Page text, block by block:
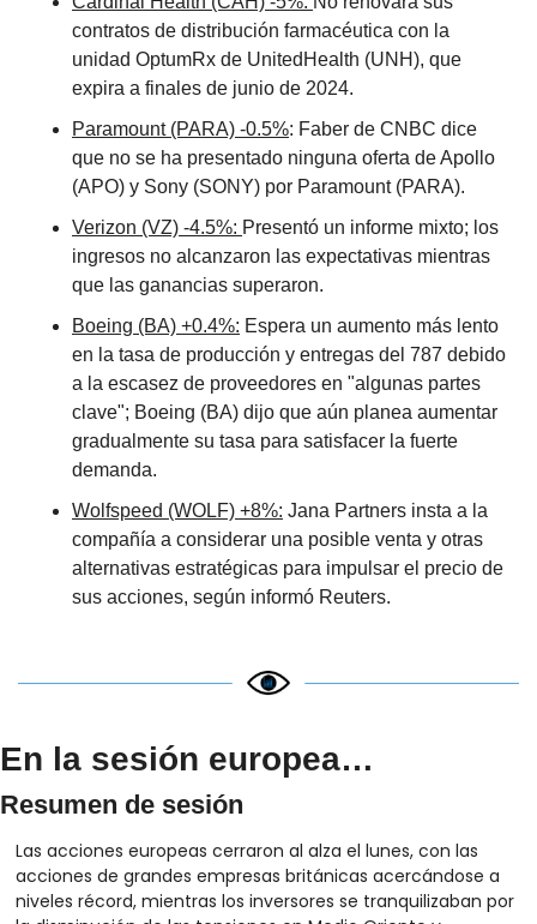
contratos de distribución farmacéutica con la
unidad OptumRx de UnitedHealth (UNH), que
expira a finales de junio de 2024.
Paramount (PARA) -0.5%: Faber de CNBC dice
que no se ha presentado ninguna oferta de Apollo
(APO) y Sony (SONY) por Paramount (PARA).
Verizon (VZ) -4.5%: Presentó un informe mixto; los
ingresos no alcanzaron las expectativas mientras
que las ganancias superaron.
Boeing (BA) +0.4%: Espera un aumento más lento
en la tasa de producción y entregas del 787 debido
a la escasez de proveedores en "algunas partes
clave"; Boeing (BA) dijo que aún planea aumentar
gradualmente su tasa para satisfacer la fuerte
demanda.
Wolfspeed (WOLF) +8%: Jana Partners insta a la
compañía a considerar una posible venta y otras
alternativas estratégicas para impulsar el precio de
sus acciones, según informó Reuters.
En la sesión europea…
Resumen de sesión
Las acciones europeas cerraron al alza el lunes, con las
acciones de grandes empresas británicas acercándose a
niveles récord, mientras los inversores se tranquilizaban por